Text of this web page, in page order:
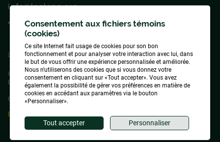
info@laclong.org
Suivez‑nous !
Conception&Hébergement
ADN communication
© 2026Association des propriétaires du lac Long de Saint-Élie-de-
Caxton, tous droits réservés
Gérer mes témoins (cookies)
Droit d'auteur et collaboration
Consentement aux fichiers témoins
(cookies)
Ce site Internet fait usage de cookies pour son bon
fonctionnement et pour analyser votre interaction avec lui, dans
le but de vous offrir une expérience personnalisée et améliorée.
Nous n'utiliserons des cookies que si vous donnez votre
consentement en cliquant sur «Tout accepter». Vous avez
également la possibilité de gérer vos préférences en matière de
cookies en accédant aux paramètres via le bouton
«Personnaliser».
Tout accepter Personnaliser